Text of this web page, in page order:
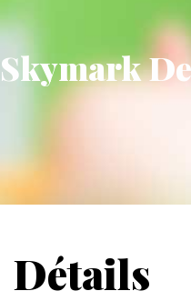
Skymark
Détails